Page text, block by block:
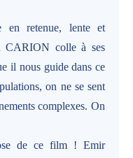
en retenue, lente et
CARION colle à ses
il nous guide dans ce
on ne se sent
complexes. On
de ce film ! Emir